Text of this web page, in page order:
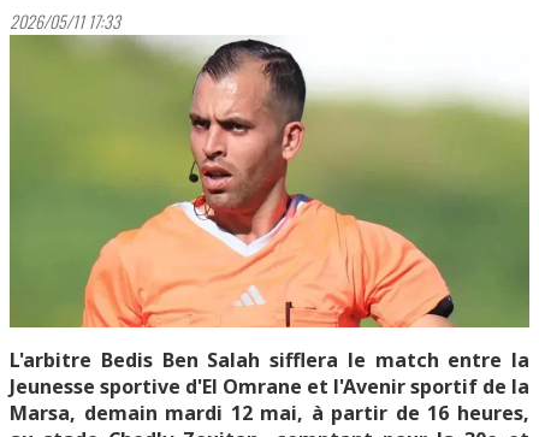
2026/05/11 17:33
L'arbitre Bedis Ben Salah sifflera le match entre la
Jeunesse sportive d'El Omrane et l'Avenir sportif de la
Marsa, demain mardi 12 mai, à partir de 16 heures,